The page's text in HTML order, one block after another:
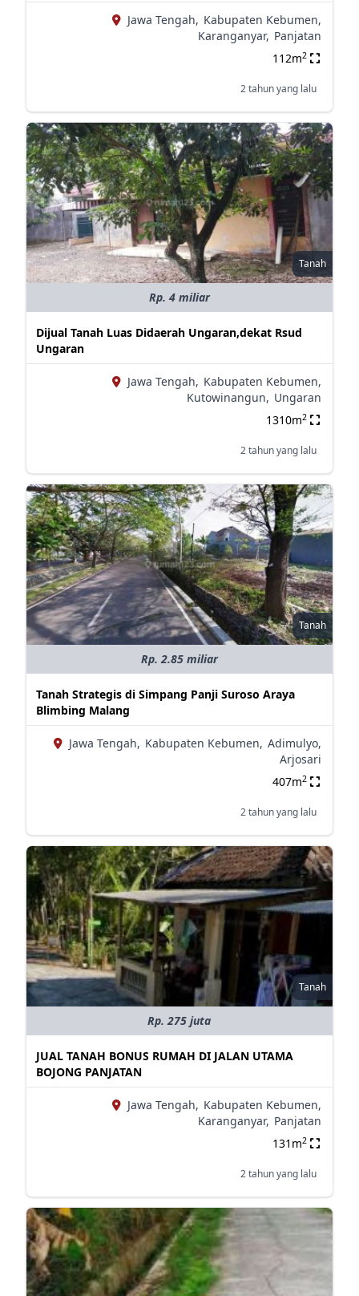
Jawa Tengah, Kabupaten Kebumen,
Karanganyar, Panjatan
112m2
2 tahun yang lalu
Tanah
Rp. 4 miliar
Dijual Tanah Luas Didaerah Ungaran,dekat Rsud
Ungaran
Jawa Tengah, Kabupaten Kebumen,
Kutowinangun, Ungaran
1310m2
2 tahun yang lalu
Tanah
Rp. 2.85 miliar
Tanah Strategis di Simpang Panji Suroso Araya
Blimbing Malang
Jawa Tengah, Kabupaten Kebumen, Adimulyo,
Arjosari
407m2
2 tahun yang lalu
Tanah
Rp. 275 juta
JUAL TANAH BONUS RUMAH DI JALAN UTAMA
BOJONG PANJATAN
Jawa Tengah, Kabupaten Kebumen,
Karanganyar, Panjatan
131m2
2 tahun yang lalu